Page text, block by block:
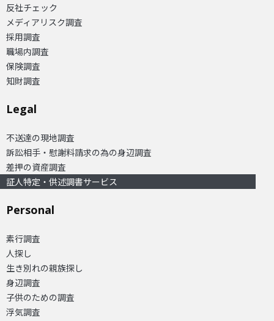
反社チェック
メディアリスク調査
採用調査
職場内調査
保険調査
知財調査
Legal
不送達の現地調査
訴訟相手・慰謝料請求の為の身辺調査
差押の資産調査
証人特定・供述調書サービス
Personal
素行調査
人探し
生き別れの親族探し
身辺調査
子供のための調査
浮気調査